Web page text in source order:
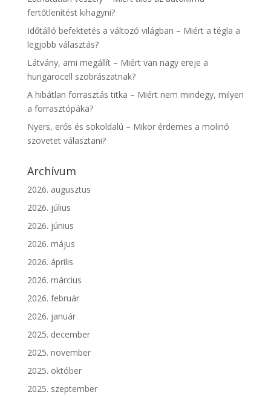
fertőtlenítést kihagyni?
Időtálló befektetés a változó világban – Miért a tégla a
legjobb választás?
Látvány, ami megállít – Miért van nagy ereje a
hungarocell szobrászatnak?
A hibátlan forrasztás titka – Miért nem mindegy, milyen
a forrasztópáka?
Nyers, erős és sokoldalú – Mikor érdemes a molinó
szövetet választani?
Archívum
2026. augusztus
2026. július
2026. június
2026. május
2026. április
2026. március
2026. február
2026. január
2025. december
2025. november
2025. október
2025. szeptember